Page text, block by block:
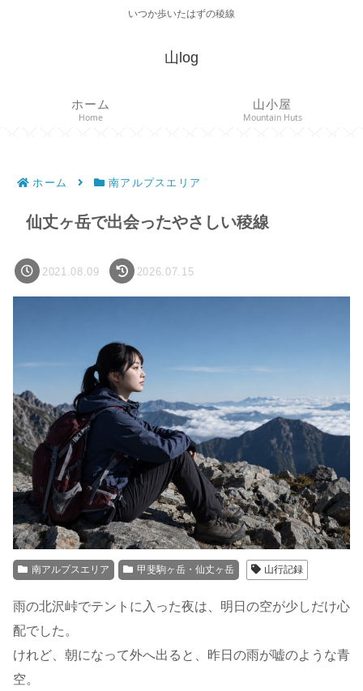
いつか歩いたはずの稜線
山log
ホーム
Home
山小屋
Mountain Huts
ホーム 南アルプスエリア
仙丈ヶ岳で出会ったやさしい稜線
2021.08.09 2026.07.15
南アルプスエリア 甲斐駒ヶ岳・仙丈ヶ岳 山行記録
雨の北沢峠でテントに入った夜は、明日の空が少しだけ心
配でした。
けれど、朝になって外へ出ると、昨日の雨が嘘のような青
空。